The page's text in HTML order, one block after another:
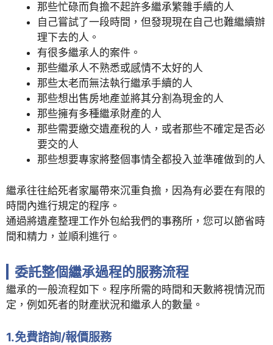
那些忙碌而負擔不起許多繼承繁雜手續的人
自己嘗試了一段時間，但發現現在自己也難繼續辦
理下去的人。
有很多繼承人的案件。
那些繼承人不熟悉或感情不太好的人
那些太老而無法執行繼承手續的人
那些想出售房地產並將其分割為現金的人
那些擁有多種繼承財產的人
那些需要繳交遺產稅的人，或者那些不確定是否必
要交的人
那些想要專家將整個事情全都投入並準確做到的人
繼承往往給死者家屬帶來沉重負擔，因為有必要在有限的
時間內進行規定的程序。
通過將遺產整理工作外包給我們的事務所，您可以節省時
間和精力，並順利進行。
委託整個繼承過程的服務流程
繼承的一般流程如下。程序所需的時間和天數將視情況而
定，例如死者的財產狀況和繼承人的數量。
1.免費諮詢/報價服務